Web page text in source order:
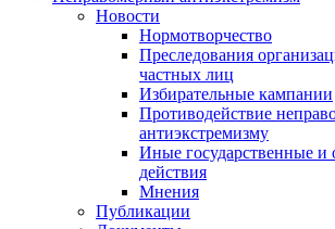
Новости
Нормотворчество
Преследования
частных лиц
Избирательные кампании
Противодействие
антиэкстремизму
Иные государственные и
действия
Мнения
Публикации